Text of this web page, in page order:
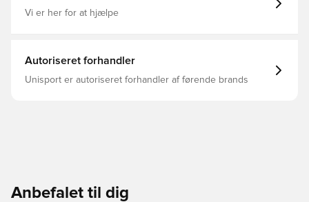
Vi er her for at hjælpe
Autoriseret forhandler
Unisport er autoriseret forhandler af førende brands
Anbefalet til dig